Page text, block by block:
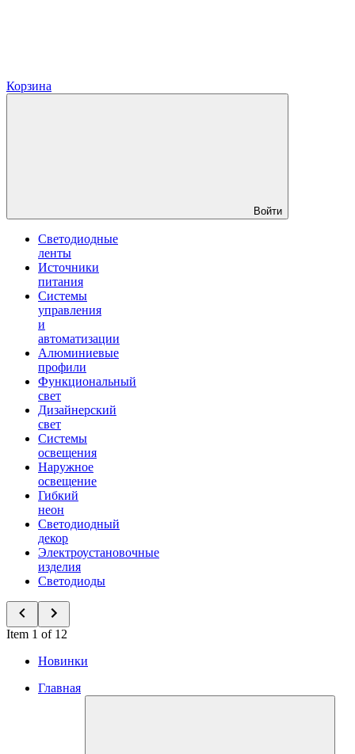
Корзина
Войти
Светодиодные
ленты
Источники
питания
Системы
управления
и
автоматизации
Алюминиевые
профили
Функциональный
свет
Дизайнерский
свет
Системы
освещения
Наружное
освещение
Гибкий
неон
Светодиодный
декор
Электроустановочные
изделия
Светодиоды
Item 1 of 12
Новинки
Главная